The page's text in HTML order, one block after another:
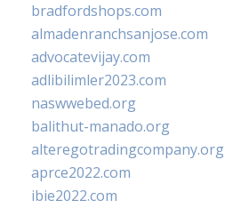
bradfordshops.com
almadenranchsanjose.com
advocatevijay.com
adlibilimler2023.com
naswwebed.org
balithut-manado.org
alteregotradingcompany.org
aprce2022.com
ibie2022.com